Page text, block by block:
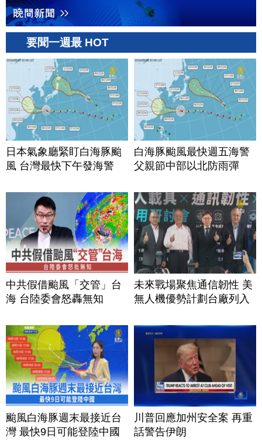
要聞一週最 HOT
日本氣象廳緊盯白海豚颱
風 台灣最快下午發海警
白海豚颱風最快週五海警
父親節中部以北防雨彈
中共假借颱風「交管」台
海 台陸委會怒轟無知
未來戰場聚焦通信韌性 美
無人機優勢計劃台廠列入
颱風白海豚週末最接近台
灣 最快9日可能登陸中國
川普回應加州安全案 再重
話警告伊朗